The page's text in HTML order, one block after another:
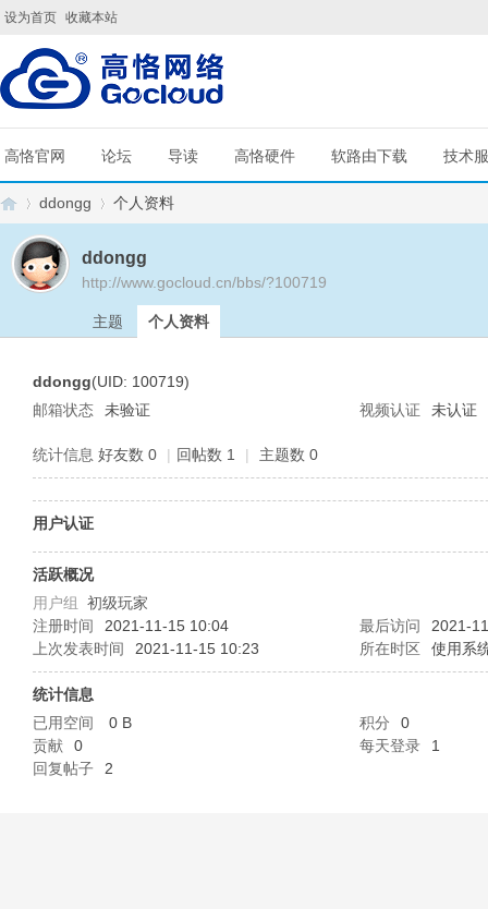
设为首页 收藏本站
高恪官网 论坛 导读 高恪硬件 软路由下载 技术
ddongg 个人资料
ddongg
http://www.gocloud.cn/bbs/?100719
主题 个人资料
ddongg(UID: 100719)
邮箱状态
未验证 视频认证 未认证
统计信息 好友数 0 | 回帖数 1 | 主题数 0
用户认证
活跃概况
用户组 初级玩家
注册时间
2021-11-15 10:04 最后访问
2021-
上次发表时间
2021-11-15 10:23 所在时区 使用系
统计信息
已用空间
0 B 积分
0
贡献
0 每天登录
1
回复帖子
2